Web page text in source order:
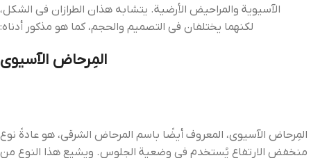
الآسيوية والمراحيض الأرضية. يتشابه هذان الطرازان في الشكل،
لكنهما يختلفان في التصميم والحجم، كما هو مذكور أدناه:
المِرحاض الآسيوي
المِرحاض الآسيوي، المعروف أيضًا باسم المرحاض الشرقي، هو عادةً نوع
منخفض الارتفاع يُستخدم في وضعية الجلوس. ويشيع هذا النوع من